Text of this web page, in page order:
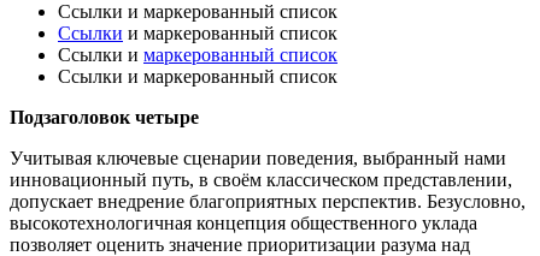
Ссылки и маркерованный список
Ссылки и маркерованный список
Ссылки и маркерованный список
Ссылки и маркерованный список
Подзаголовок четыре
Учитывая ключевые сценарии поведения, выбранный нами
инновационный путь, в своём классическом представлении,
допускает внедрение благоприятных перспектив. Безусловно,
высокотехнологичная концепция общественного уклада
позволяет оценить значение приоритизации разума над